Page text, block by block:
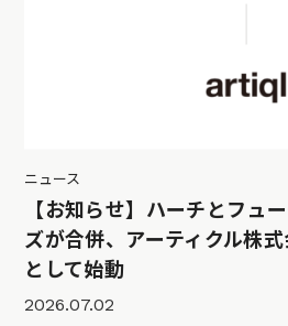
ニュース
【お知らせ】ハーチとフュ
ズが合併、アーティクル株
として始動
2026.07.02